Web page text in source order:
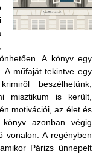
A könyv egy
A műfaját tekintve egy
beszélhetünk,
misztikum is került,
motivációi, az élet és
azonban végig
vonalon. A regényben
Párizs ünnepelt